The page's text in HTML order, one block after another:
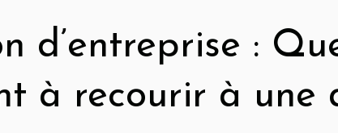
d’entreprise :
à recourir à une